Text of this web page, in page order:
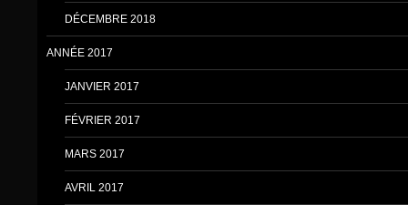
DÉCEMBRE 2018
ANNÉE 2017
JANVIER 2017
FÉVRIER 2017
MARS 2017
AVRIL 2017